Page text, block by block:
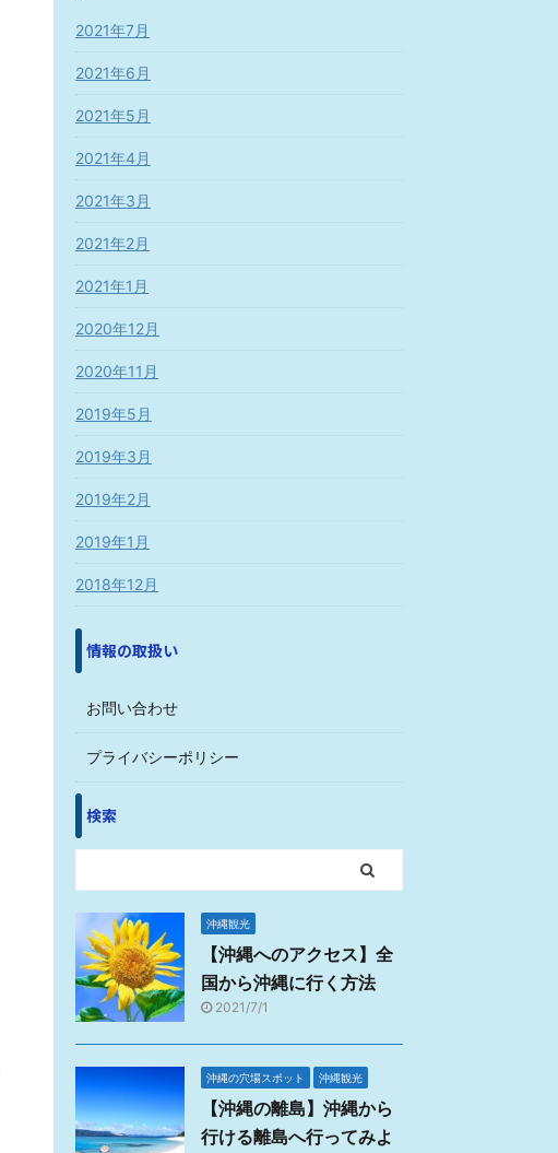
2021年7月
2021年6月
2021年5月
2021年4月
2021年3月
2021年2月
2021年1月
2020年12月
2020年11月
2019年5月
2019年3月
2019年2月
2019年1月
2018年12月
情報の取扱い
お問い合わせ
プライバシーポリシー
検索
沖縄観光
【沖縄へのアクセス】全
国から沖縄に行く方法
2021/7/1
沖縄の穴場スポット 沖縄観光
【沖縄の離島】沖縄から
行ける離島へ行ってみよ